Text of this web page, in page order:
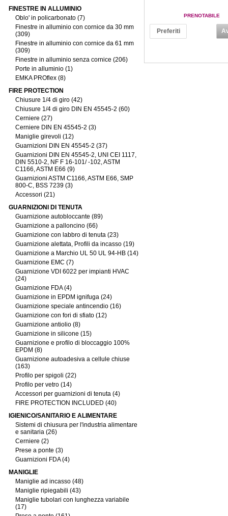
FINESTRE IN ALLUMINIO
Oblo' in policarbonato (7)
Finestre in alluminio con cornice da 30 mm
(309)
Finestre in alluminio con cornice da 61 mm
(309)
Finestre in alluminio senza cornice (206)
Porte in alluminio (1)
EMKA PROflex (8)
FIRE PROTECTION
Chiusure 1/4 di giro (42)
Chiusure 1/4 di giro DIN EN 45545-2 (60)
Cerniere (27)
Cerniere DIN EN 45545-2 (3)
Maniglie girevoli (12)
Guarnizioni DIN EN 45545-2 (37)
Guarnizioni DIN EN 45545-2, UNI CEI 1117,
DIN 5510-2, NF F 16-101/ -102, ASTM
C1166, ASTM E66 (9)
Guarnizioni ASTM C1166, ASTM E66, SMP
800-C, BSS 7239 (3)
Accessori (21)
GUARNIZIONI DI TENUTA
Guarnizione autobloccante (89)
Guarnizione a palloncino (66)
Guarnizione con labbro di tenuta (23)
Guarnizione alettata, Profili da incasso (19)
Guarnizione a Marchio UL 50 UL 94-HB (14)
Guarnizione EMC (7)
Guarnizione VDI 6022 per impianti HVAC
(24)
Guarnizione FDA (4)
Guarnizione in EPDM ignifuga (24)
Guarnizione speciale antincendio (16)
Guarnizione con fori di sfiato (12)
Guarnizione antiolio (8)
Guarnizione in silicone (15)
Guarnizione e profilo di bloccaggio 100%
EPDM (8)
Guarnizione autoadesiva a cellule chiuse
(163)
Profilo per spigoli (22)
Profilo per vetro (14)
Accessori per guarnizioni di tenuta (4)
FIRE PROTECTION INCLUDED (40)
IGIENICO/SANITARIO E ALIMENTARE
Sistemi di chiusura per l'industria alimentare
e sanitaria (26)
Cerniere (2)
Prese a ponte (3)
Guarnizioni FDA (4)
MANIGLIE
Maniglie ad incasso (48)
Maniglie ripiegabili (43)
Maniglie tubolari con lunghezza variabile
(17)
PRENOTABILE
Preferiti